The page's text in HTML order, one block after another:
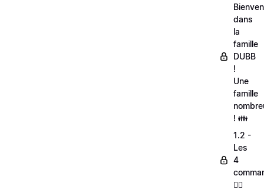
dans
la
famille
DUBB
!
Une
famille
! 👪
1.2 -
Les
4
🦸‍♂